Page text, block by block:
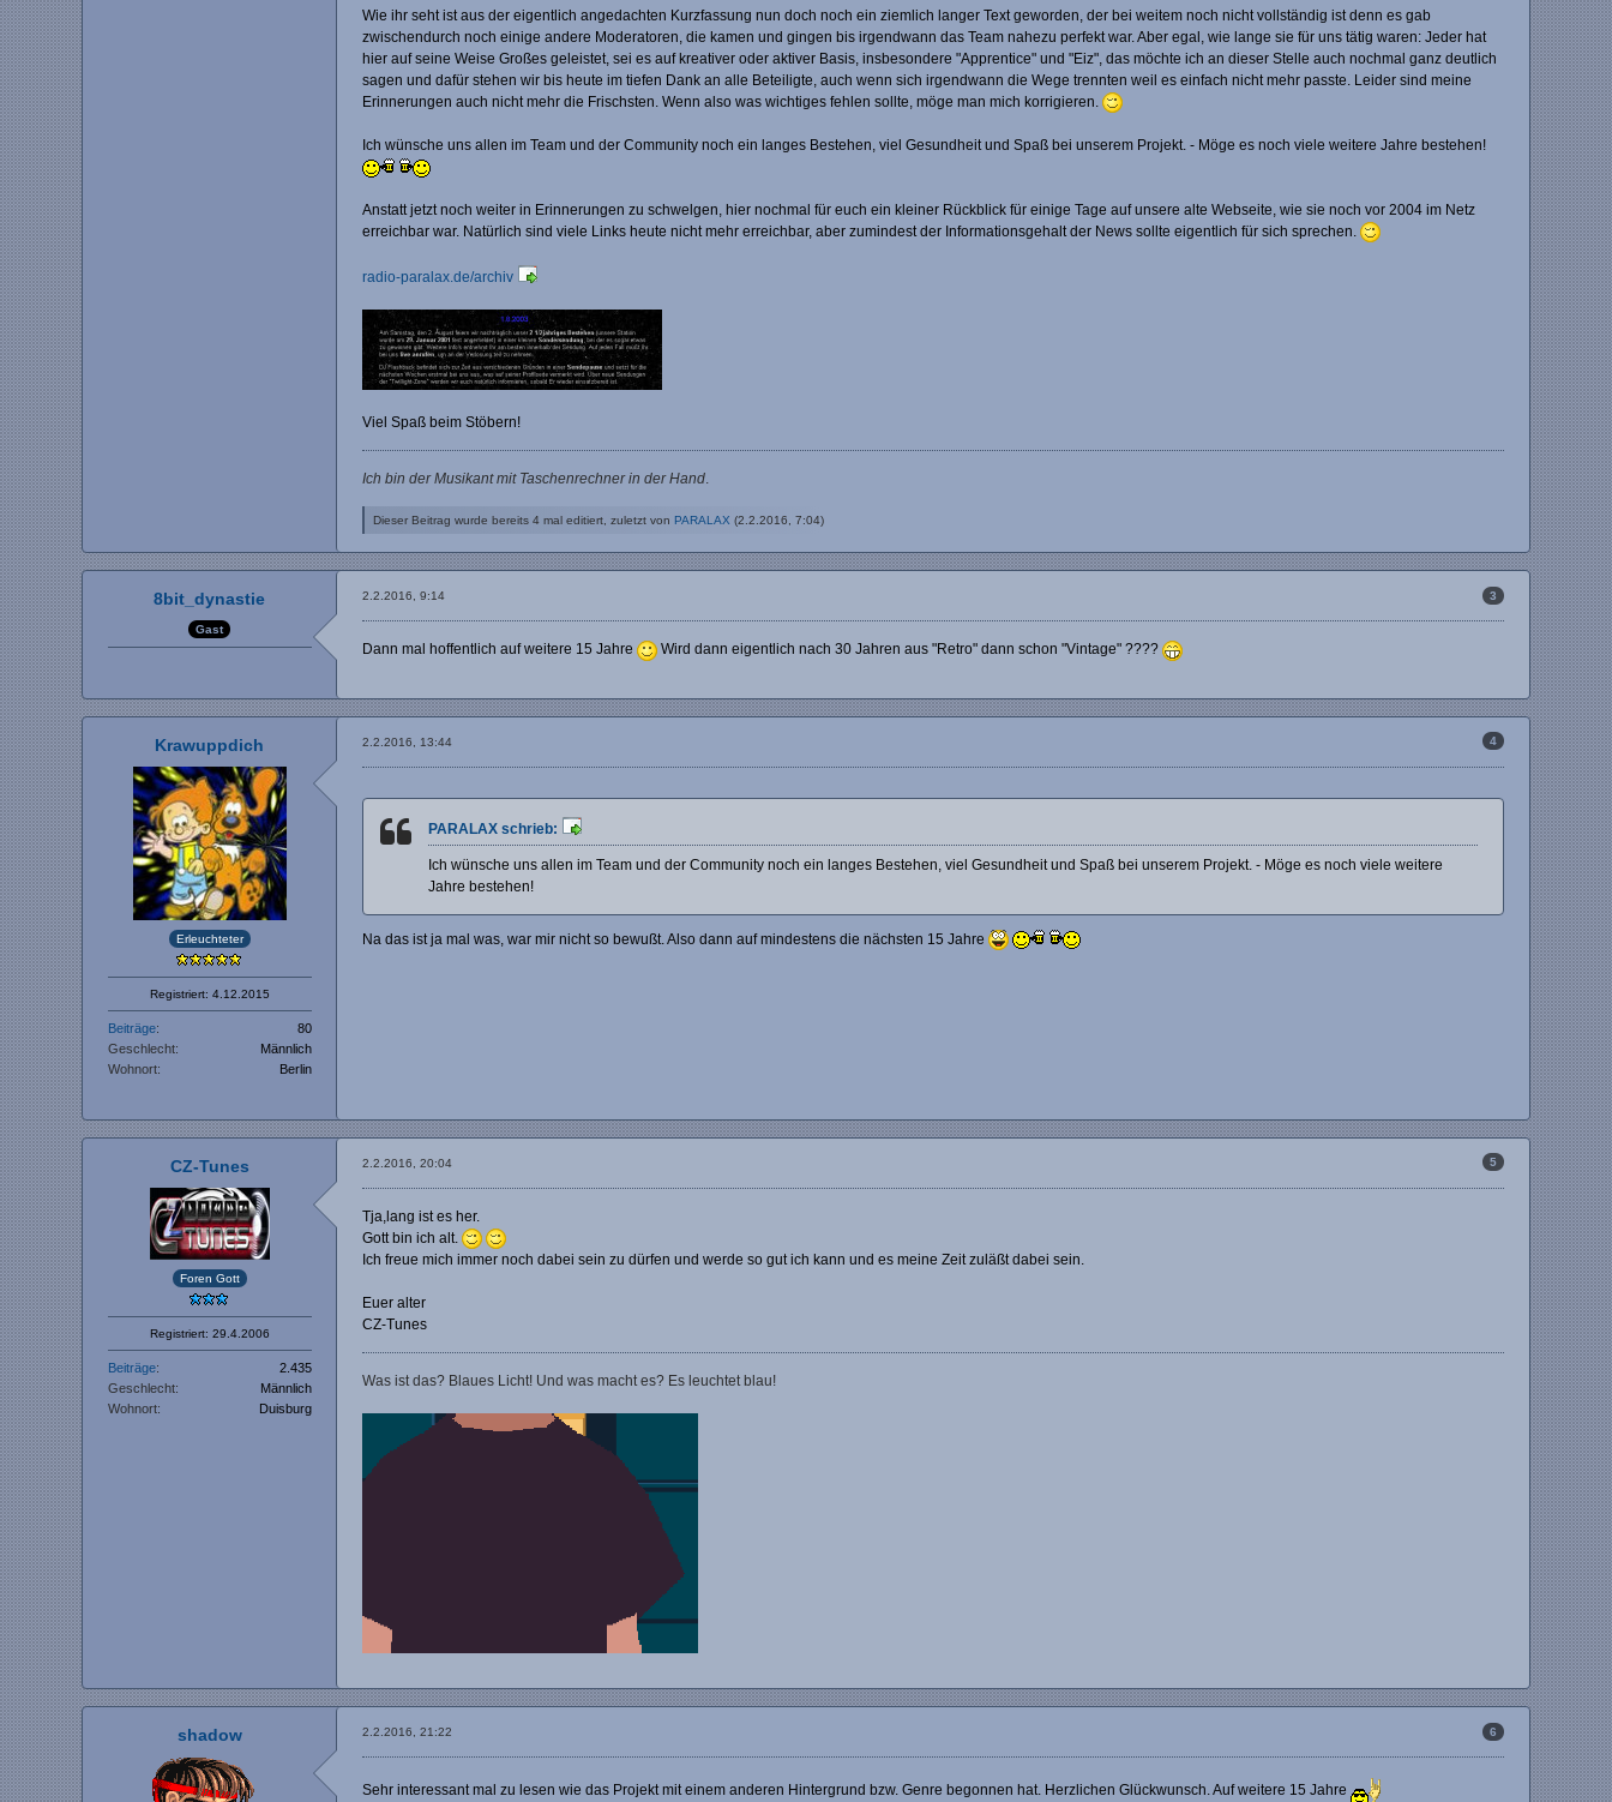
Wie ihr seht ist aus der eigentlich angedachten Kurzfassung nun doch noch ein ziemlich langer Text geworden, der bei weitem noch nicht vollständig ist denn es gab
zwischendurch noch einige andere Moderatoren, die kamen und gingen bis irgendwann das Team nahezu perfekt war. Aber egal, wie lange sie für uns tätig waren: Jeder hat
hier auf seine Weise Großes geleistet, sei es auf kreativer oder aktiver Basis, insbesondere "Apprentice" und "Eiz", das möchte ich an dieser Stelle auch nochmal ganz deutlich
sagen und dafür stehen wir bis heute im tiefen Dank an alle Beteiligte, auch wenn sich irgendwann die Wege trennten weil es einfach nicht mehr passte. Leider sind meine
Erinnerungen auch nicht mehr die Frischsten. Wenn also was wichtiges fehlen sollte, möge man mich korrigieren.
Ich wünsche uns allen im Team und der Community noch ein langes Bestehen, viel Gesundheit und Spaß bei unserem Projekt. - Möge es noch viele weitere Jahre bestehen!
Anstatt jetzt noch weiter in Erinnerungen zu schwelgen, hier nochmal für euch ein kleiner Rückblick für einige Tage auf unsere alte Webseite, wie sie noch vor 2004 im Netz
erreichbar war. Natürlich sind viele Links heute nicht mehr erreichbar, aber zumindest der Informationsgehalt der News sollte eigentlich für sich sprechen.
radio-paralax.de/archiv
Viel Spaß beim Stöbern!
Ich bin der Musikant mit Taschenrechner in der Hand.
Dieser Beitrag wurde bereits 4 mal editiert, zuletzt von PARALAX (2.2.2016, 7:04)
8bit_dynastie
Gast
3
2.2.2016, 9:14
Dann mal hoffentlich auf weitere 15 Jahre Wird dann eigentlich nach 30 Jahren aus "Retro" dann schon "Vintage" ????
Krawuppdich
Erleuchteter
Registriert: 4.12.2015
Beiträge
80
Geschlecht
Männlich
Wohnort
Berlin
4
2.2.2016, 13:44
PARALAX schrieb:
Ich wünsche uns allen im Team und der Community noch ein langes Bestehen, viel Gesundheit und Spaß bei unserem Projekt. - Möge es noch viele weitere
Jahre bestehen!
Na das ist ja mal was, war mir nicht so bewußt. Also dann auf mindestens die nächsten 15 Jahre
CZ-Tunes
Foren Gott
Registriert: 29.4.2006
Beiträge
2.435
Geschlecht
Männlich
Wohnort
Duisburg
5
2.2.2016, 20:04
Tja,lang ist es her.
Gott bin ich alt.
Ich freue mich immer noch dabei sein zu dürfen und werde so gut ich kann und es meine Zeit zuläßt dabei sein.
Euer alter
CZ-Tunes
Was ist das? Blaues Licht! Und was macht es? Es leuchtet blau!
shadow 6
2.2.2016, 21:22
Sehr interessant mal zu lesen wie das Projekt mit einem anderen Hintergrund bzw. Genre begonnen hat. Herzlichen Glückwunsch. Auf weitere 15 Jahre